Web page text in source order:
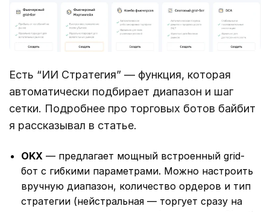
Есть “ИИ Стратегия” — функция, которая
автоматически подбирает диапазон и шаг
сетки. Подробнее про торговых ботов байбит
я рассказывал в статье.
OKX — предлагает мощный встроенный grid-
бот с гибкими параметрами. Можно настроить
вручную диапазон, количество ордеров и тип
стратегии (нейстральная — торгует сразу на